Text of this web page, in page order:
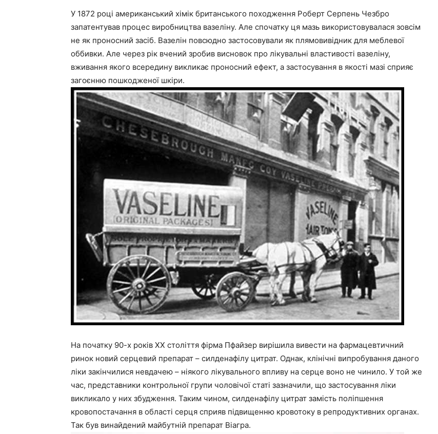
У 1872 році американський хімік британського походження Роберт Серпень Чезбро
запатентував процес виробництва вазеліну. Але спочатку ця мазь використовувалася зовсім
не як проносний засіб. Вазелін повсюдно застосовували як плямовивідник для меблевої
оббивки. Але через рік вчений зробив висновок про лікувальні властивості вазеліну,
вживання якого всередину викликає проносний ефект, а застосування в якості мазі сприяє
загоєнню пошкодженої шкіри.
На початку 90-х років ХХ століття фірма Пфайзер вирішила вивести на фармацевтичний
ринок новий серцевий препарат – силденафілу цитрат. Однак, клінічні випробування даного
ліки закінчилися невдачею – ніякого лікувального впливу на серце воно не чинило. У той же
час, представники контрольної групи чоловічої статі зазначили, що застосування ліки
викликало у них збудження. Таким чином, силденафілу цитрат замість поліпшення
кровопостачання в області серця сприяв підвищенню кровотоку в репродуктивних органах.
Так був винайдений майбутній препарат Віагра.